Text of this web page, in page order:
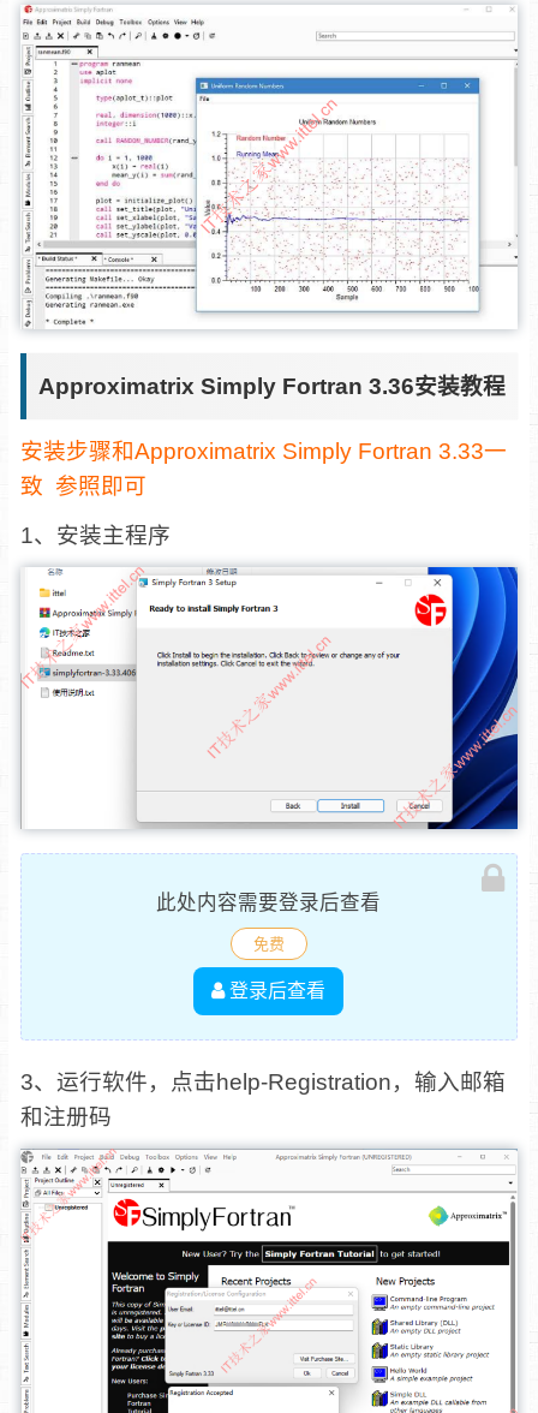
Approximatrix Simply Fortran 3.36安装教程
安装步骤和Approximatrix Simply Fortran 3.33一
致 参照即可
1、安装主程序
此处内容需要登录后查看
免费
登录后查看
3、运行软件，点击help-Registration，输入邮箱
和注册码